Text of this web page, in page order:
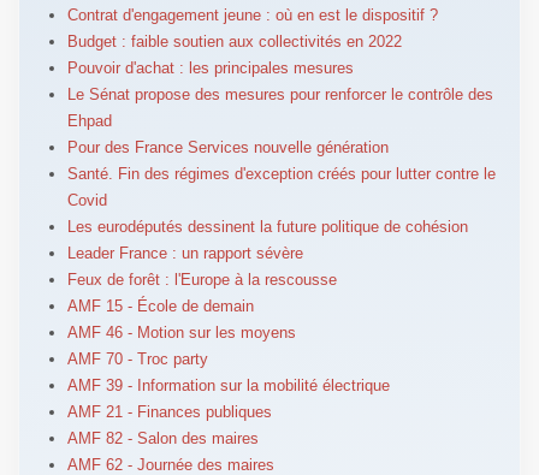
Contrat d'engagement jeune : où en est le dispositif ?
Budget : faible soutien aux collectivités en 2022
Pouvoir d'achat : les principales mesures
Le Sénat propose des mesures pour renforcer le contrôle des
Ehpad
Pour des France Services nouvelle génération
Santé. Fin des régimes d'exception créés pour lutter contre le
Covid
Les eurodéputés dessinent la future politique de cohésion
Leader France : un rapport sévère
Feux de forêt : l'Europe à la rescousse
AMF 15 - École de demain
AMF 46 - Motion sur les moyens
AMF 70 - Troc party
AMF 39 - Information sur la mobilité électrique
AMF 21 - Finances publiques
AMF 82 - Salon des maires
AMF 62 - Journée des maires